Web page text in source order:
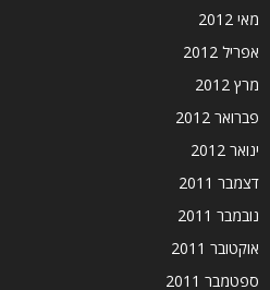
מאי 2012
אפריל 2012
מרץ 2012
פברואר 2012
ינואר 2012
דצמבר 2011
נובמבר 2011
אוקטובר 2011
ספטמבר 2011